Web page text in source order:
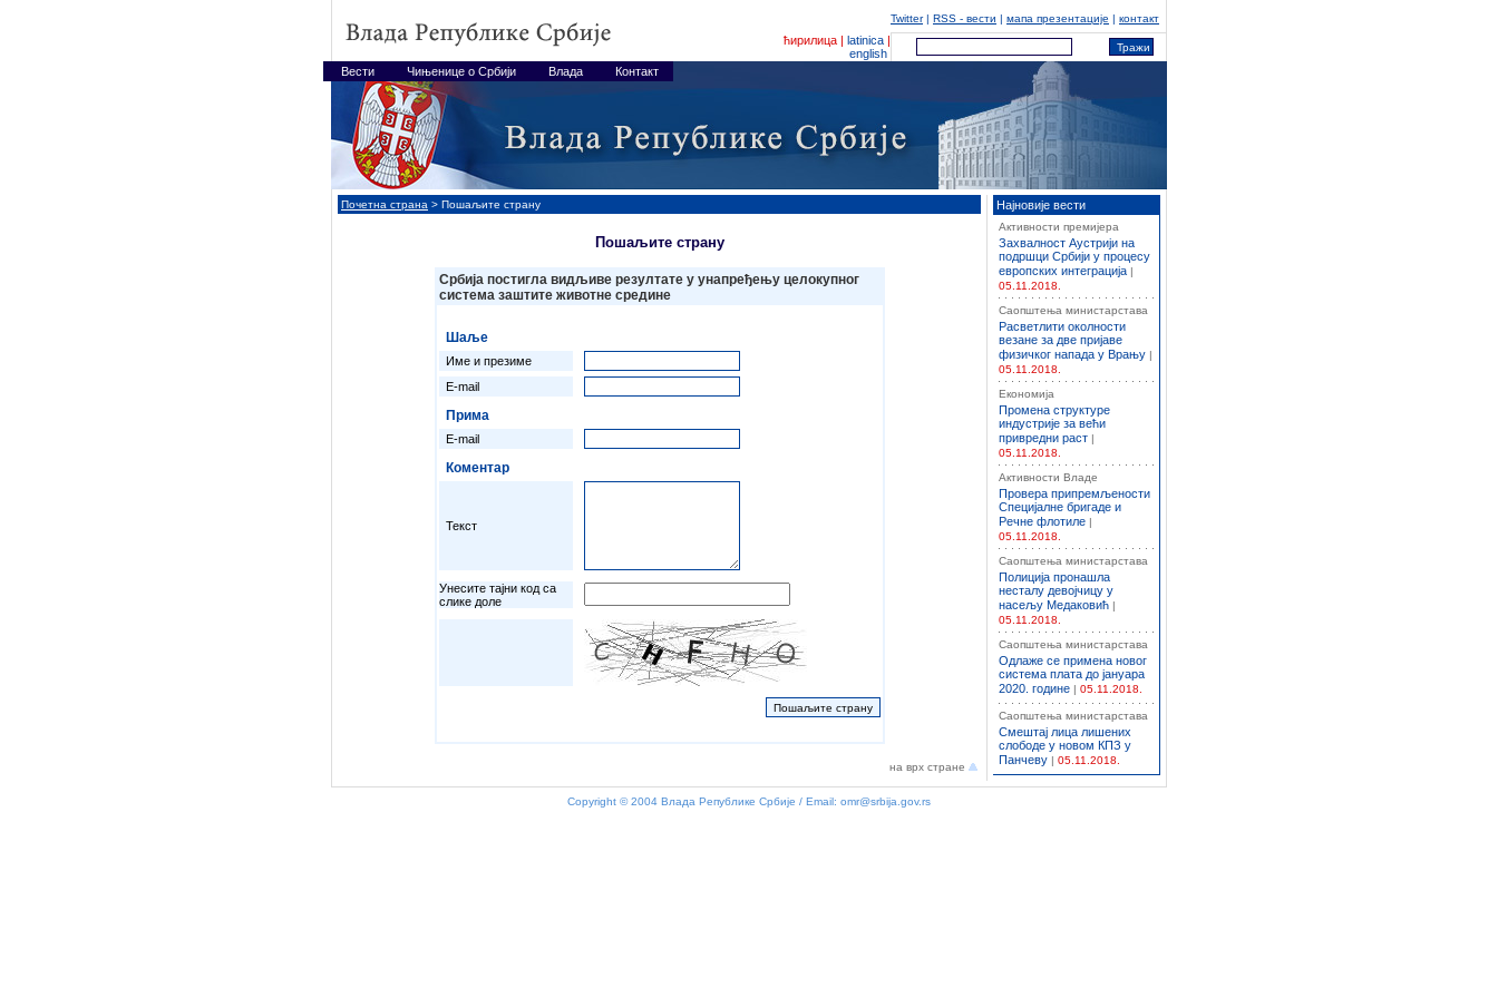
Вести Чињенице о Србији Влада Контакт
Twitter| RSS - вести | мапа презентације | контакт
ћирилица | latinica |
english
Почетна страна > Пошаљите страну
Пошаљите страну
Србија постигла видљиве резултате у унапређењу целокупног
система заштите животне средине
Шаље
Име и презиме
E-mail
Прима
E-mail
Коментар
Текст
Унесите тајни код са
слике доле
на врх стране
Најновије вести
Активности премијера
Захвалност Аустрији на
подршци Србији у процесу
европских интеграција |
05.11.2018.
Саопштења министарстава
Расветлити околности
везане за две пријаве
физичког напада у Врању |
05.11.2018.
Економија
Промена структуре
индустрије за већи
привредни раст |
05.11.2018.
Активности Владе
Провера припремљености
Специјалне бригаде и
Речне флотиле |
05.11.2018.
Саопштења министарстава
Полиција пронашла
несталу девојчицу у
насељу Медаковић |
05.11.2018.
Саопштења министарстава
Одлаже се примена новог
система плата до јануара
2020. године | 05.11.2018.
Саопштења министарстава
Смештај лица лишених
слободе у новом КПЗ у
Панчеву | 05.11.2018.
Copyright © 2004 Влада Републике Србије / Email: omr@srbija.gov.rs